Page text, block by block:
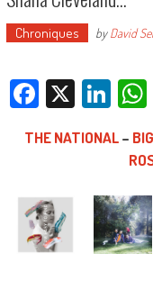
Chroniques byDavid
Facebook
X
THE NATIONAL–